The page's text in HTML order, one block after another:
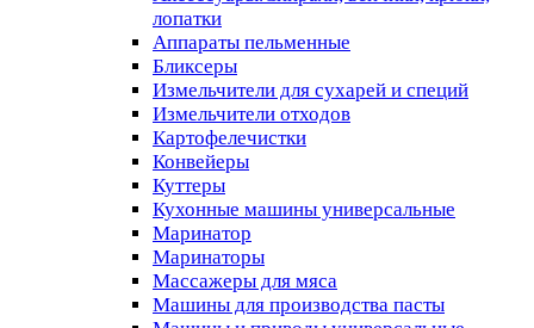
лопатки
Аппараты пельменные
Бликсеры
Измельчители для сухарей и специй
Измельчители отходов
Картофелечистки
Конвейеры
Куттеры
Кухонные машины универсальные
Маринатор
Маринаторы
Массажеры для мяса
Машины для производства пасты